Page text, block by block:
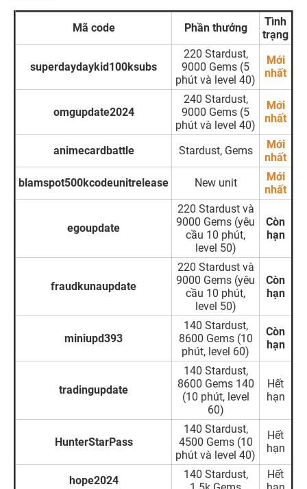
Mã code Phần thưởng
Tình
trạng
superdaydaykid100ksubs
220 Stardust,
9000 Gems (5
phút và level 40)
Mới
nhất
omgupdate2024
240 Stardust,
9000 Gems (5
phút và level 40)
Mới
nhất
animecardbattle Stardust, Gems
Mới
nhất
blamspot500kcodeunitrelease
New unit
Mới
nhất
egoupdate
220 Stardust và
9000 Gems (yêu
cầu 10 phút,
level 50)
Còn
hạn
fraudkunaupdate
220 Stardust và
9000 Gems (yêu
cầu 10 phút,
level 50)
Còn
hạn
miniupd393
140 Stardust,
8600 Gems (10
phút, level 60)
Còn
hạn
tradingupdate
140 Stardust,
8600 Gems 140
(10 phút, level
60)
Hết
hạn
HunterStarPass
140 Stardust,
4500 Gems (10
phút và level 40)
Hết
hạn
hope2024
140 Stardust,
Hết